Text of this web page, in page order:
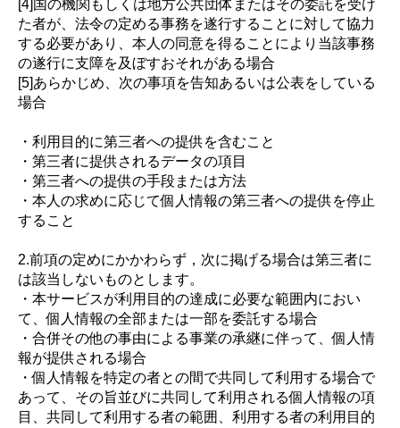
[4]国の機関もしくは地方公共団体またはその委託を受け
た者が、法令の定める事務を遂行することに対して協力
する必要があり、本人の同意を得ることにより当該事務
の遂行に支障を及ぼすおそれがある場合
[5]あらかじめ、次の事項を告知あるいは公表をしている
場合
・利用目的に第三者への提供を含むこと
・第三者に提供されるデータの項目
・第三者への提供の手段または方法
・本人の求めに応じて個人情報の第三者への提供を停止
すること
2.前項の定めにかかわらず，次に掲げる場合は第三者に
は該当しないものとします。
・本サービスが利用目的の達成に必要な範囲内におい
て、個人情報の全部または一部を委託する場合
・合併その他の事由による事業の承継に伴って、個人情
報が提供される場合
・個人情報を特定の者との間で共同して利用する場合で
あって、その旨並びに共同して利用される個人情報の項
目、共同して利用する者の範囲、利用する者の利用目的